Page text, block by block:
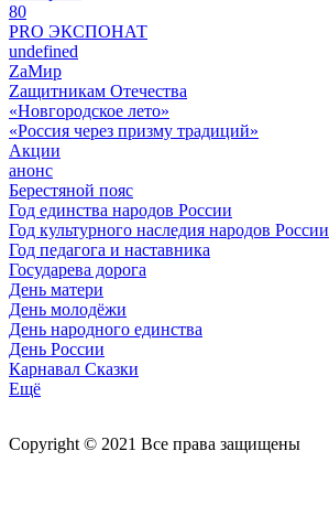
80
PRO ЭКСПОНАТ
undefined
ZaМир
Zащитникам Отечества
«Новгородское лето»
«Россия через призму традиций»
Акции
анонс
Берестяной пояс
Год единства народов России
Год культурного наследия народов России
Год педагога и наставника
Государева дорога
День матери
День молодёжи
День народного единства
День России
Карнавал Сказки
Ещё
Copyright © 2021 Все права защищены